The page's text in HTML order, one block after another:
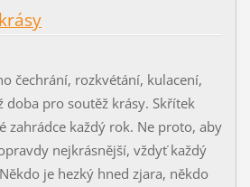
čechrání, rozkvétání, kulacení,
doba pro soutěž krásy. Skřítek
zahrádce každý rok. Ne proto, aby
nejkrásnější, vždyť každý
je hezký hned zjara, někdo